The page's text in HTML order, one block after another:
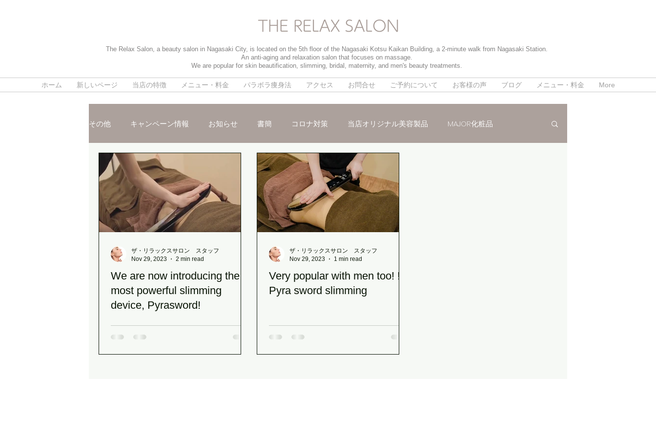
The Relax Salon, a beauty salon in Nagasaki City, is located on the 5th floor of the Nagasaki Kotsu Kaikan Building, a 2-minute walk from Nagasaki Station.
An anti-aging and relaxation salon that focuses on massage.
We are popular for skin beautification, slimming, bridal, maternity, and men's beauty treatments.
ホーム 新しいページ 当店の特徴 メニュー・料金 パラボラ痩身法 アクセス お問合せ ご予約について お客様の声 ブログ メニュー・料金 More
その他 キャンペーン情報 お知らせ 書簡 コロナ対策 当店オリジナル美容製品 MAJOR化粧品
施術ご紹介 パイラソード ブライダルメニュー
We are now introducing the
most powerful slimming
device, Pyrasword!
ザ・リラックスサロン スタッフ
Nov 29, 2023
2 min read
Very popular with men too! !
Pyra sword slimming
ザ・リラックスサロン スタッフ
Nov 29, 2023
1 min read